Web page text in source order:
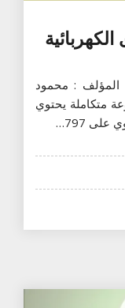
- المؤلف : محمود
متكاملة يحتوي